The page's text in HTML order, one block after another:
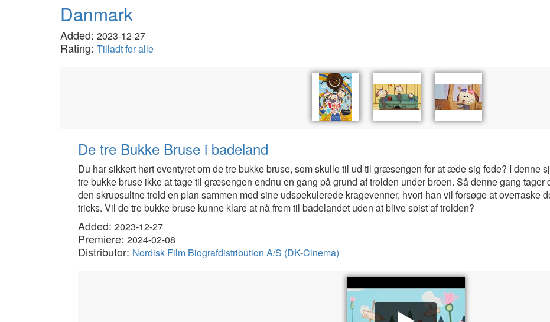
Danmark
Added: 2023-12-27
Rating: Tilladt for alle
De tre Bukke Bruse i badeland
Du har sikkert hørt eventyret om de tre bukke bruse, som skulle til ud til græsengen for at æde sig fede? I denne
tre bukke bruse ikke at tage til græsengen endnu en gang på grund af trolden under broen. Så denne gang
den skrupsultne trold en plan sammen med sine udspekulerede kragevenner, hvori han vil forsøge at overraske
tricks. Vil de tre bukke bruse kunne klare at nå frem til badelandet uden at blive spist af trolden?
Added: 2023-12-27
Premiere: 2024-02-08
Distributor: Nordisk Film Biografdistribution A/S (DK-Cinema)